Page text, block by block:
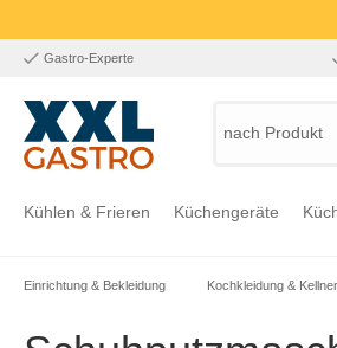
Gastro-Experte
nach Produkt,
Kühlen & Frieren Küchengeräte
Einrichtung & Bekleidung Kochkleidung &